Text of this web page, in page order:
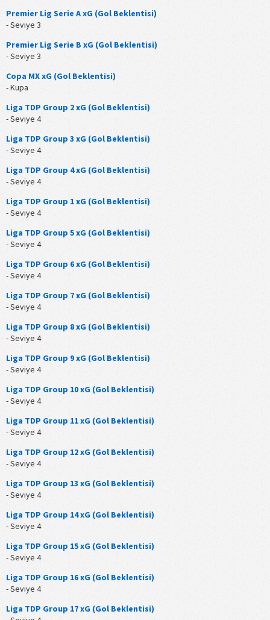
Premier Lig Serie A xG (Gol Beklentisi)
- Seviye 3
Premier Lig Serie B xG (Gol Beklentisi)
- Seviye 3
Copa MX xG (Gol Beklentisi)
- Kupa
Liga TDP Group 2 xG (Gol Beklentisi)
- Seviye 4
Liga TDP Group 3 xG (Gol Beklentisi)
- Seviye 4
Liga TDP Group 4 xG (Gol Beklentisi)
- Seviye 4
Liga TDP Group 1 xG (Gol Beklentisi)
- Seviye 4
Liga TDP Group 5 xG (Gol Beklentisi)
- Seviye 4
Liga TDP Group 6 xG (Gol Beklentisi)
- Seviye 4
Liga TDP Group 7 xG (Gol Beklentisi)
- Seviye 4
Liga TDP Group 8 xG (Gol Beklentisi)
- Seviye 4
Liga TDP Group 9 xG (Gol Beklentisi)
- Seviye 4
Liga TDP Group 10 xG (Gol Beklentisi)
- Seviye 4
Liga TDP Group 11 xG (Gol Beklentisi)
- Seviye 4
Liga TDP Group 12 xG (Gol Beklentisi)
- Seviye 4
Liga TDP Group 13 xG (Gol Beklentisi)
- Seviye 4
Liga TDP Group 14 xG (Gol Beklentisi)
- Seviye 4
Liga TDP Group 15 xG (Gol Beklentisi)
- Seviye 4
Liga TDP Group 16 xG (Gol Beklentisi)
- Seviye 4
Liga TDP Group 17 xG (Gol Beklentisi)